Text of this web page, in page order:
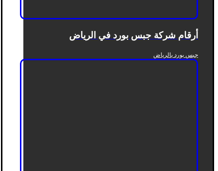
أرقام شركة جبس بورد في الرياض
جبس بورد بالرياض